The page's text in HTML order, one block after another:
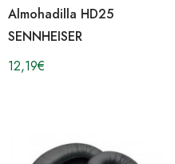
Almohadilla HD25
SENNHEISER
12,19€